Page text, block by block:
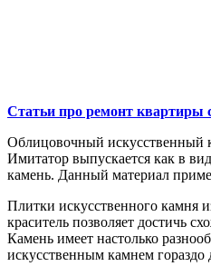
Статьи про ремонт квартиры
Облицовочный искусственный
Имитатор выпускается как в
камень. Данный материал
Плитки искусственного камня
краситель позволяет достичь
Камень имеет настолько
искусственным камнем гораздо